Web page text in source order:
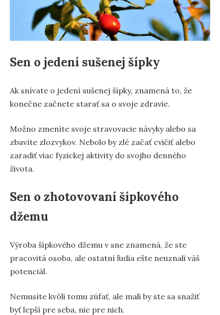
Sen o jedení sušenej šípky
Ak snívate o jedení sušenej šípky, znamená to, že
konečne začnete starať sa o svoje zdravie.
Možno zmeníte svoje stravovacie návyky alebo sa
zbavíte zlozvykov. Nebolo by zlé začať cvičiť alebo
zaradiť viac fyzickej aktivity do svojho denného
života.
Sen o zhotovovaní šípkového
džemu
Výroba šípkového džemu v sne znamená, že ste
pracovitá osoba, ale ostatní ľudia ešte neuznali váš
potenciál.
Nemusíte kvôli tomu zúfať, ale mali by ste sa snažiť
byť lepší pre seba, nie pre nich.